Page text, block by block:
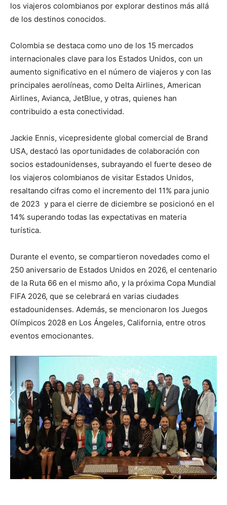
los viajeros colombianos por explorar destinos más allá
de los destinos conocidos.
Colombia se destaca como uno de los 15 mercados
internacionales clave para los Estados Unidos, con un
aumento significativo en el número de viajeros y con las
principales aerolíneas, como Delta Airlines, American
Airlines, Avianca, JetBlue, y otras, quienes han
contribuido a esta conectividad.
Jackie Ennis, vicepresidente global comercial de Brand
USA, destacó las oportunidades de colaboración con
socios estadounidenses, subrayando el fuerte deseo de
los viajeros colombianos de visitar Estados Unidos,
resaltando cifras como el incremento del 11% para junio
de 2023 y para el cierre de diciembre se posicionó en el
14% superando todas las expectativas en materia
turística.
Durante el evento, se compartieron novedades como el
250 aniversario de Estados Unidos en 2026, el centenario
de la Ruta 66 en el mismo año, y la próxima Copa Mundial
FIFA 2026, que se celebrará en varias ciudades
estadounidenses. Además, se mencionaron los Juegos
Olímpicos 2028 en Los Ángeles, California, entre otros
eventos emocionantes.